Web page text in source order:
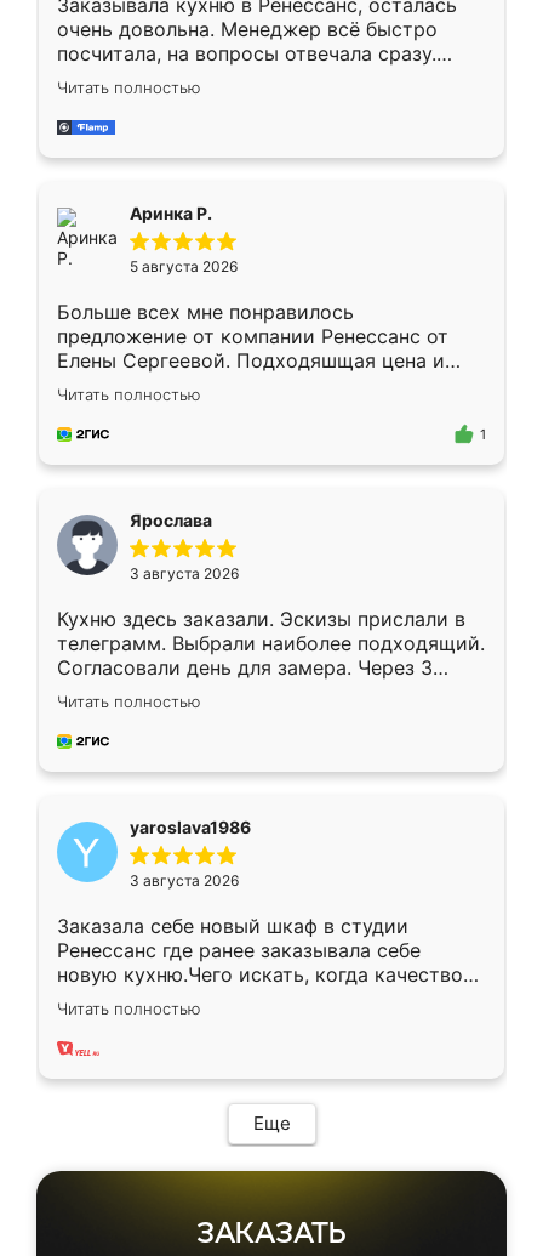
Заказывала кухню в Ренессанс, осталась
очень довольна. Менеджер всё быстро
посчитала, на вопросы отвечала сразу.
Замерщик приехал в субботу, подошёл к
делу со всей ответственностью. Собрали
за день, ребята работали аккуратно, даже
Читать полностью
Аринка Р.
5 августа 2026
Больше всех мне понравилось
предложение от компании Ренессанс от
Елены Сергеевой. Подходяшщая цена и
короткие сроки изготовления. Приехавший
для замера сотрудник Владислав
предложил по моему эскизу самый
Читать полностью
1
Ярослава
3 августа 2026
Кухню здесь заказали. Эскизы прислали в
телеграмм. Выбрали наиболее подходящий.
Согласовали день для замера. Через 3
недели кухня была уже готова. Остались
довольны работой. Спасибо Ренессанс
мебель за качественную работу!
Читать полностью
yaroslava1986
3 августа 2026
Заказала себе новый шкаф в студии
Ренессанс где ранее заказывала себе
новую кухню.Чего искать, когда качеством
вполне довольна. Служит кухня уже почти
два года, нареканий нет.
Читать полностью
Еще
ЗАКАЗАТЬ